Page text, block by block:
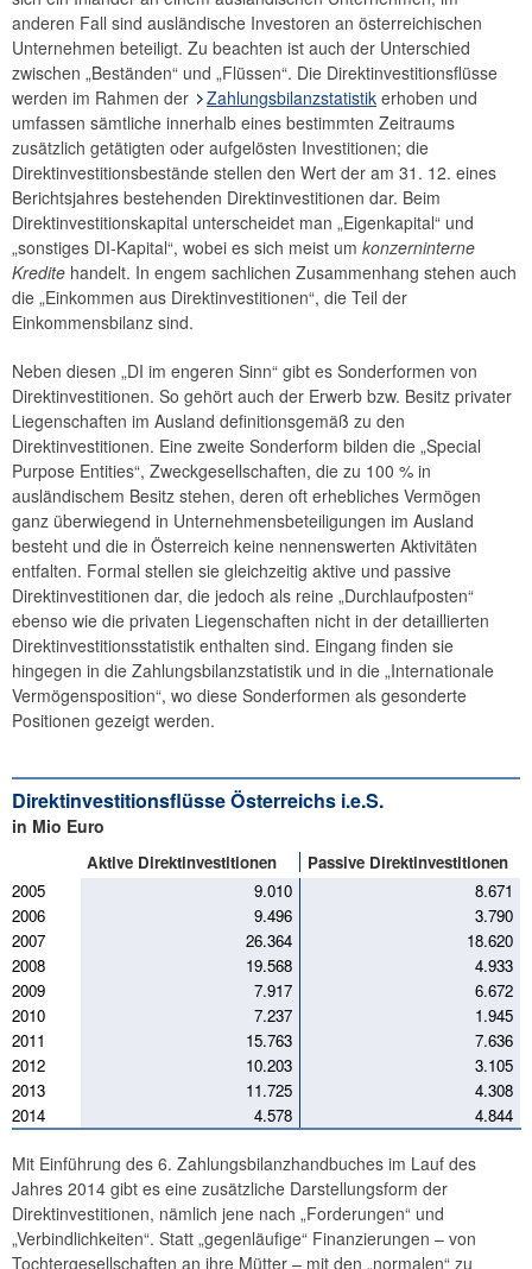
anderen Fall sind ausländische Investoren an österreichischen
Unternehmen beteiligt. Zu beachten ist auch der Unterschied
zwischen „Beständen“ und „Flüssen“. Die Direktinvestitionsflüsse
werden im Rahmen der
Zahlungsbilanzstatistik erhoben und
umfassen sämtliche innerhalb eines bestimmten Zeitraums
zusätzlich getätigten oder aufgelösten Investitionen; die
Direktinvestitionsbestände stellen den Wert der am 31. 12. eines
Berichtsjahres bestehenden Direktinvestitionen dar. Beim
Direktinvestitionskapital unterscheidet man „Eigenkapital“ und
„sonstiges DI-Kapital“, wobei es sich meist um konzerninterne
Kredite handelt. In engem sachlichen Zusammenhang stehen auch
die „Einkommen aus Direktinvestitionen“, die Teil der
Einkommensbilanz sind.
Neben diesen „DI im engeren Sinn“ gibt es Sonderformen von
Direktinvestitionen. So gehört auch der Erwerb bzw. Besitz privater
Liegenschaften im Ausland definitionsgemäß zu den
Direktinvestitionen. Eine zweite Sonderform bilden die „Special
Purpose Entities“, Zweckgesellschaften, die zu 100 % in
ausländischem Besitz stehen, deren oft erhebliches Vermögen
ganz überwiegend in Unternehmensbeteiligungen im Ausland
besteht und die in Österreich keine nennenswerten Aktivitäten
entfalten. Formal stellen sie gleichzeitig aktive und passive
Direktinvestitionen dar, die jedoch als reine „Durchlaufposten“
ebenso wie die privaten Liegenschaften nicht in der detaillierten
Direktinvestitionsstatistik enthalten sind. Eingang finden sie
hingegen in die Zahlungsbilanzstatistik und in die „Internationale
Vermögensposition“, wo diese Sonderformen als gesonderte
Positionen gezeigt werden.
Direktinvestitionsflüsse Österreichs i.e.S.
in Mio Euro
Aktive Direktinvestitionen
Passive Direktinvestitionen
2005
9.010
8.671
2006
9.496
3.790
2007
26.364
18.620
2008
19.568
4.933
2009
7.917
6.672
2010
7.237
1.945
2011
15.763
7.636
2012
10.203
3.105
2013
11.725
4.308
2014
4.578 4.844
Mit Einführung des 6. Zahlungsbilanzhandbuches im Lauf des
Jahres 2014 gibt es eine zusätzliche Darstellungsform der
Direktinvestitionen, nämlich jene nach „Forderungen“ und
„Verbindlichkeiten“. Statt „gegenläufige“ Finanzierungen – von
Tochtergesellschaften an ihre Mütter – mit den „normalen“ zu